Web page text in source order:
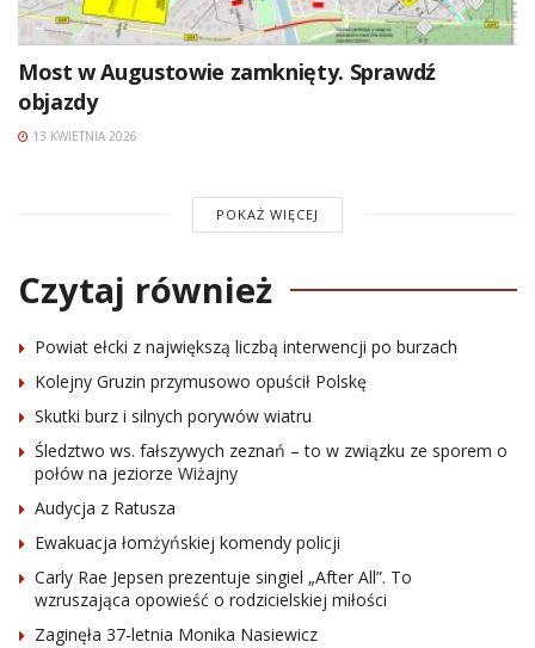
Most w Augustowie zamknięty. Sprawdź
objazdy
13 KWIETNIA 2026
POKAŻ WIĘCEJ
Czytaj również
Powiat ełcki z największą liczbą interwencji po burzach
Kolejny Gruzin przymusowo opuścił Polskę
Skutki burz i silnych porywów wiatru
Śledztwo ws. fałszywych zeznań – to w związku ze sporem o
połów na jeziorze Wiżajny
Audycja z Ratusza
Ewakuacja łomżyńskiej komendy policji
Carly Rae Jepsen prezentuje singiel „After All”. To
wzruszająca opowieść o rodzicielskiej miłości
Zaginęła 37-letnia Monika Nasiewicz